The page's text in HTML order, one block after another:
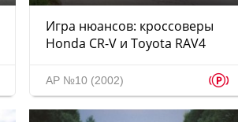
Игра нюансов: кроссоверы
Honda CR-V и Toyota RAV4
АР №10 (2002) p